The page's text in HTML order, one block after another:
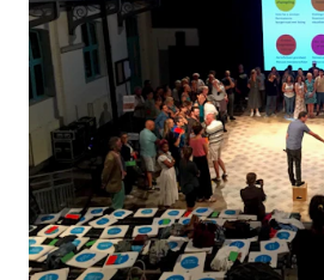
VERKTØY OG HJELP
IT og digitale tjenester
Canvas
Innkjøp og økonomi
Kommunikasjon
Rom og bygg